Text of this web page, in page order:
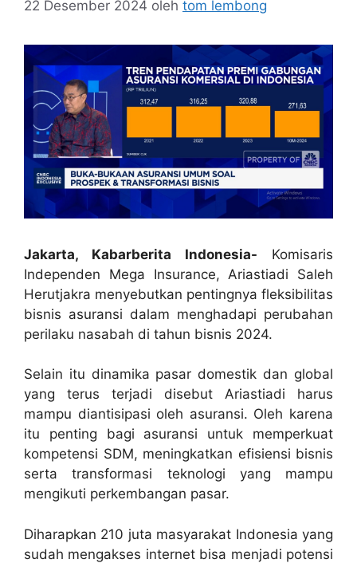
22 Desember 2024 oleh tom lembong
Jakarta, Kabarberita Indonesia- Komisaris
Independen Mega Insurance, Ariastiadi Saleh
Herutjakra menyebutkan pentingnya fleksibilitas
bisnis asuransi dalam menghadapi perubahan
perilaku nasabah di tahun bisnis 2024.
Selain itu dinamika pasar domestik dan global
yang terus terjadi disebut Ariastiadi harus
mampu diantisipasi oleh asuransi. Oleh karena
itu penting bagi asuransi untuk memperkuat
kompetensi SDM, meningkatkan efisiensi bisnis
serta transformasi teknologi yang mampu
mengikuti perkembangan pasar.
Diharapkan 210 juta masyarakat Indonesia yang
sudah mengakses internet bisa menjadi potensi